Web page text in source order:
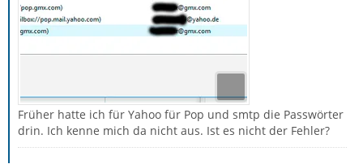
Früher hatte ich für Yahoo für Pop und smtp die Passwörter
drin. Ich kenne mich da nicht aus. Ist es nicht der Fehler?